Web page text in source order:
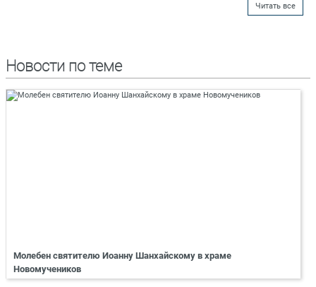
Читать все
Новости по теме
Молебен святителю Иоанну Шанхайскому в храме
Новомучеников